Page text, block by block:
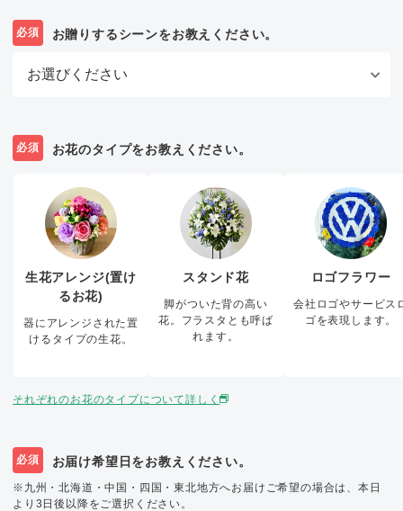
必須 お贈りするシーンをお教えください。
必須 お花のタイプをお教えください。
生花アレンジ(置け
るお花)
器にアレンジされた置
けるタイプの生花。
スタンド花
脚がついた背の高い
花。フラスタとも呼ば
れます。
ロゴフラワー
会社ロゴやサービス
ゴを表現します。
それぞれのお花のタイプについて詳しく
必須 お届け希望日をお教えください。
※九州・北海道・中国・四国・東北地方へお届けご希望の場合は、本日
より3日後以降をご選択ください。